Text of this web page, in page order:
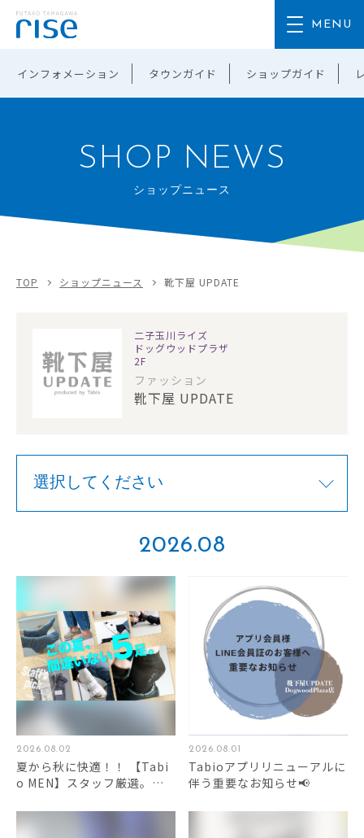
インフォメーション タウンガイド ショップガイド
SHOP NEWS
ショップニュース
TOP ショップニュース 靴下屋 UPDATE
二子玉川ライズ
ドッグウッドプラザ
2F
ファッション
靴下屋 UPDATE
2026.08
2026.08.02
夏から秋に快適！！ 【Tabi
o MEN】スタッフ厳選。こ
2026.08.01
Tabioアプリリニューアルに
伴う重要なお知らせ📢